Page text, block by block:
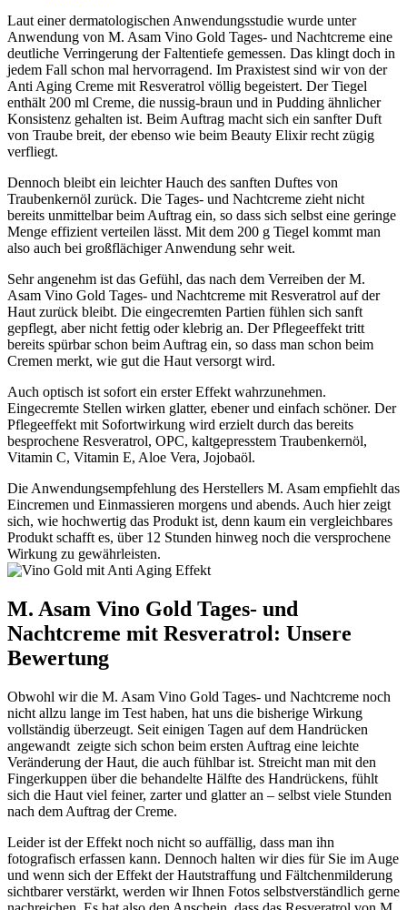
Laut einer dermatologischen Anwendungsstudie wurde unter
Anwendung von M. Asam Vino Gold Tages- und Nachtcreme eine
deutliche Verringerung der Faltentiefe gemessen. Das klingt doch in
jedem Fall schon mal hervorragend. Im Praxistest sind wir von der
Anti Aging Creme mit Resveratrol völlig begeistert. Der Tiegel
enthält 200 ml Creme, die nussig-braun und in Pudding ähnlicher
Konsistenz gehalten ist. Beim Auftrag macht sich ein sanfter Duft
von Traube breit, der ebenso wie beim Beauty Elixir recht zügig
verfliegt.
Dennoch bleibt ein leichter Hauch des sanften Duftes von
Traubenkernöl zurück. Die Tages- und Nachtcreme zieht nicht
bereits unmittelbar beim Auftrag ein, so dass sich selbst eine geringe
Menge effizient verteilen lässt. Mit dem 200 g Tiegel kommt man
also auch bei großflächiger Anwendung sehr weit.
Sehr angenehm ist das Gefühl, das nach dem Verreiben der M.
Asam Vino Gold Tages- und Nachtcreme mit Resveratrol auf der
Haut zurück bleibt. Die eingecremten Partien fühlen sich sanft
gepflegt, aber nicht fettig oder klebrig an. Der Pflegeeffekt tritt
bereits spürbar schon beim Auftrag ein, so dass man schon beim
Cremen merkt, wie gut die Haut versorgt wird.
Auch optisch ist sofort ein erster Effekt wahrzunehmen.
Eingecremte Stellen wirken glatter, ebener und einfach schöner. Der
Pflegeeffekt mit Sofortwirkung wird erzielt durch das bereits
besprochene Resveratrol, OPC, kaltgepresstem Traubenkernöl,
Vitamin C, Vitamin E, Aloe Vera, Jojobaöl.
Die Anwendungsempfehlung des Herstellers M. Asam empfiehlt das
Eincremen und Einmassieren morgens und abends. Auch hier zeigt
sich, wie hochwertig das Produkt ist, denn kaum ein vergleichbares
Produkt schafft es, über 12 Stunden hinweg noch die versprochene
Wirkung zu gewährleisten.
M. Asam Vino Gold Tages- und
Nachtcreme mit Resveratrol: Unsere
Bewertung
Obwohl wir die M. Asam Vino Gold Tages- und Nachtcreme noch
nicht allzu lange im Test haben, hat uns die bisherige Wirkung
vollständig überzeugt. Seit einigen Tagen auf dem Handrücken
angewandt zeigte sich schon beim ersten Auftrag eine leichte
Veränderung der Haut, die auch fühlbar ist. Streicht man mit den
Fingerkuppen über die behandelte Hälfte des Handrückens, fühlt
sich die Haut viel feiner, zarter und glatter an – selbst viele Stunden
nach dem Auftrag der Creme.
Leider ist der Effekt noch nicht so auffällig, dass man ihn
fotografisch erfassen kann. Dennoch halten wir dies für Sie im Auge
und wenn sich der Effekt der Hautstraffung und Fältchenmilderung
sichtbarer verstärkt, werden wir Ihnen Fotos selbstverständlich gerne